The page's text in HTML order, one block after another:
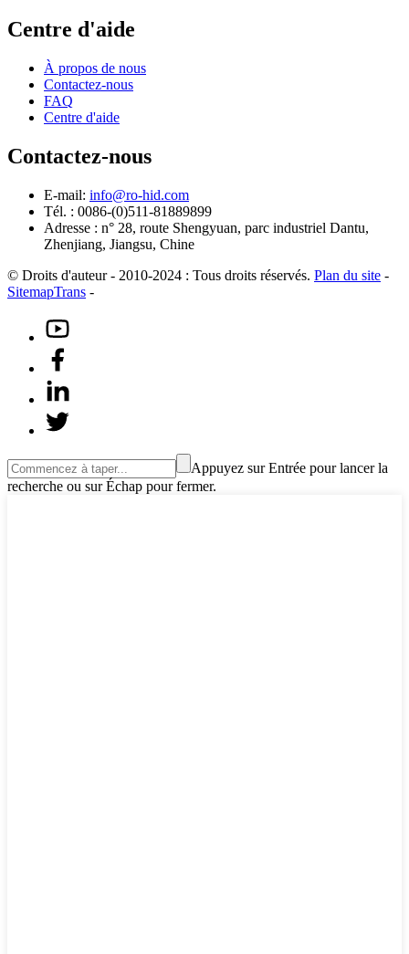
Centre d'aide
À propos de nous
Contactez-nous
FAQ
Centre d'aide
Contactez-nous
E-mail: info@ro-hid.com
Tél. : 0086-(0)511-81889899
Adresse : n° 28, route Shengyuan, parc industriel Dantu,
Zhenjiang, Jiangsu, Chine
© Droits d'auteur - 2010-2024 : Tous droits réservés. Plan du site -
SitemapTrans -
Appuyez sur Entrée pour lancer la
recherche ou sur Échap pour fermer.